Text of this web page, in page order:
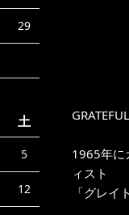
29
土
5
12
1965年に
ィスト
「グレイ